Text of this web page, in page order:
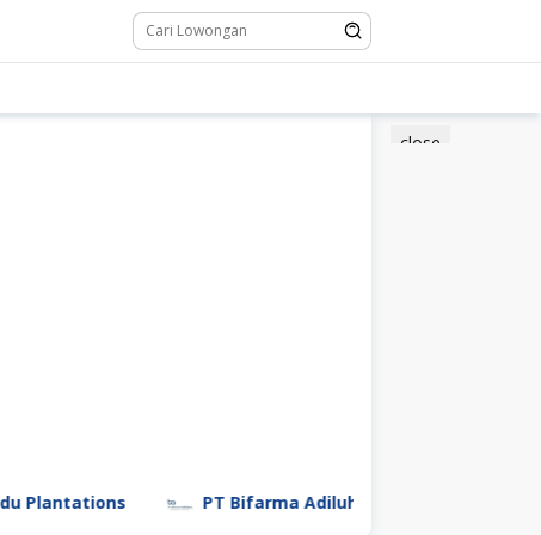
close
PT Bifarma Adiluhung (a Kalbe Company)